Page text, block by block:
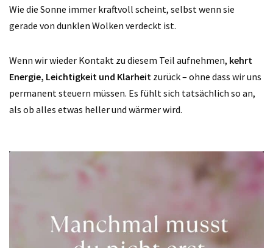
Wie die Sonne immer kraftvoll scheint, selbst wenn sie
gerade von dunklen Wolken verdeckt ist.
Wenn wir wieder Kontakt zu diesem Teil aufnehmen, kehrt
Energie, Leichtigkeit und Klarheit zurück – ohne dass wir uns
permanent steuern müssen. Es fühlt sich tatsächlich so an,
als ob alles etwas heller und wärmer wird.